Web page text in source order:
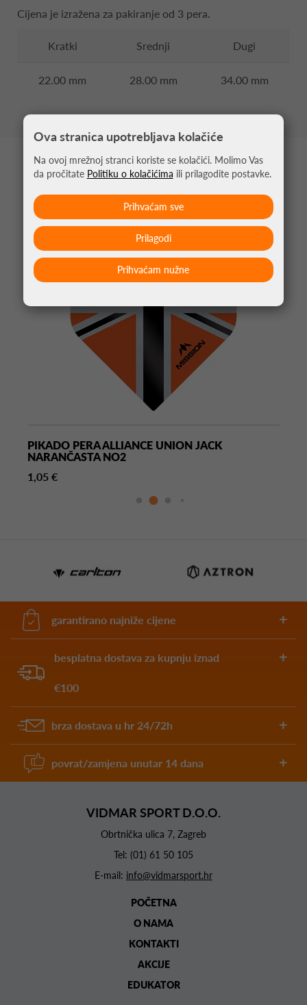
Cijena je izražena za pakiranje od 3 pera.
Kratki Srednji Dugi
22.00 mm 28.00 mm 34.00 mm
MOŽDA VAS ZANIMA
PIKADO PERA ALLIANCE UNION JACK
NARANČASTA NO2
1,05 €
garantirano najniže cijene
besplatna dostava za kupnju iznad
€100
brza dostava u hr 24/72h
povrat/zamjena unutar 14 dana
VIDMAR SPORT D.O.O.
Obrtnička ulica 7, Zagreb
Tel: (01) 61 50 105
E-mail: info@vidmarsport.hr
POČETNA
O NAMA
KONTAKTI
AKCIJE
EDUKATOR
Ova stranica upotrebljava kolačiće
Na ovoj mrežnoj stranci koriste se kolačići. Molimo Vas
da pročitate Politiku o kolačićima ili prilagodite postavke.
Prihvaćam nužne
Prilagodi
Prihvaćam sve